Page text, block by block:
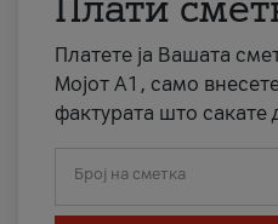
Платете ја Вашата
Мојот А1, само
фактурата што сакате
Број на сметка